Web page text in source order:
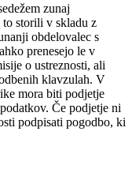
zunaj
to storili v skladu z
obdelovalec s
prenesejo le v
o ustreznosti, ali
klavzulah. V
mora biti podjetje
Če podjetje ni
podpisati pogodbo, ki